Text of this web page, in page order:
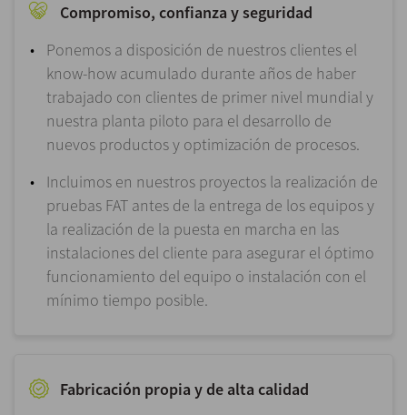
Compromiso, confianza y seguridad
Ponemos a disposición de nuestros clientes el
know-how acumulado durante años de haber
trabajado con clientes de primer nivel mundial y
nuestra planta piloto para el desarrollo de
nuevos productos y optimización de procesos.
Incluimos en nuestros proyectos la realización de
pruebas FAT antes de la entrega de los equipos y
la realización de la puesta en marcha en las
instalaciones del cliente para asegurar el óptimo
funcionamiento del equipo o instalación con el
mínimo tiempo posible.
Fabricación propia y de alta calidad